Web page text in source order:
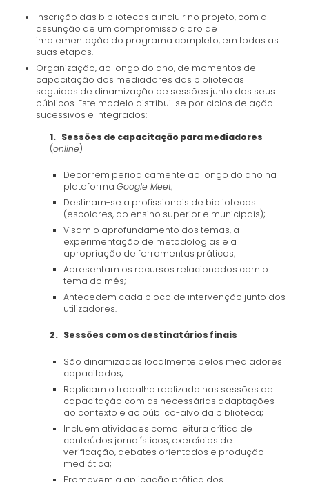
Inscrição das bibliotecas a incluir no projeto, com a
assunção de um compromisso claro de
implementação do programa completo, em todas as
suas etapas.
Organização, ao longo do ano, de momentos de
capacitação dos mediadores das bibliotecas
seguidos de dinamização de sessões junto dos seus
públicos. Este modelo distribui-se por ciclos de ação
sucessivos e integrados:
1. Sessões de capacitação para mediadores
(online)
Decorrem periodicamente ao longo do ano na
plataformaGoogle Meet;
Destinam-se a profissionais de bibliotecas
(escolares, do ensino superior e municipais);
Visam o aprofundamento dos temas, a
experimentação de metodologias e a
apropriação de ferramentas práticas;
Apresentam os recursos relacionados com o
tema do mês;
Antecedem cada bloco de intervenção junto dos
utilizadores.
2. Sessões com os destinatários finais
São dinamizadas localmente pelos mediadores
capacitados;
Replicam o trabalho realizado nas sessões de
capacitação com as necessárias adaptações
ao contexto e ao público-alvo da biblioteca;
Incluem atividades como leitura crítica de
conteúdos jornalísticos, exercícios de
verificação, debates orientados e produção
mediática;
Promovem a aplicação prática dos